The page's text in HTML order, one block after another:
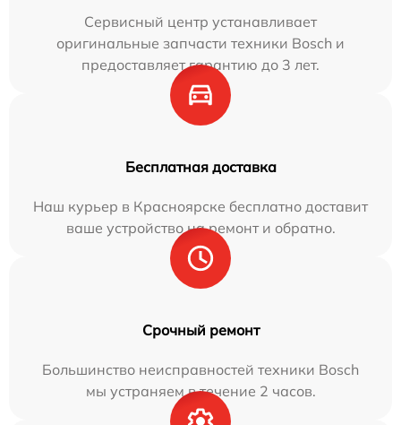
Сервисный центр устанавливает
оригинальные запчасти техники Bosch и
предоставляет гарантию до 3 лет.
Бесплатная доставка
Наш курьер в Красноярске бесплатно доставит
ваше устройство на ремонт и обратно.
Срочный ремонт
Большинство неисправностей техники Bosch
мы устраняем в течение 2 часов.